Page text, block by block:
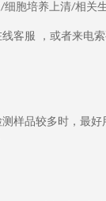
/细胞培养上清/相关
客服 ，或者来电
样品较多时，最好